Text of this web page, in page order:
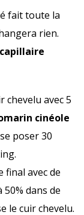
fait toute la
rien.
chevelu avec 5
cinéole
poser 30
final avec de
dans de
le cuir chevelu.